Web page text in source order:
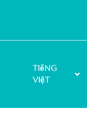
Tiếng
Việt